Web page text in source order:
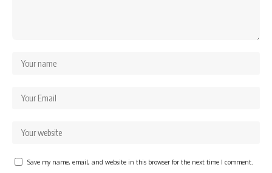
Save my name, email, and website in this browser for the next time I comment.